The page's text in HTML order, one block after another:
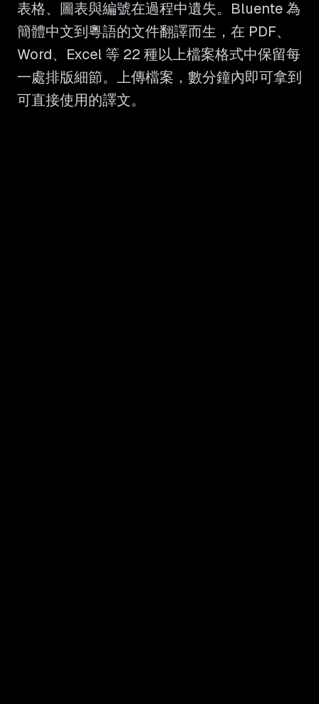
表格、圖表與編號在過程中遺失。Bluente 為
簡體中文到粵語的文件翻譯而生，在 PDF、
Word、Excel 等 22 種以上檔案格式中保留每
一處排版細節。上傳檔案，數分鐘內即可拿到
可直接使用的譯文。